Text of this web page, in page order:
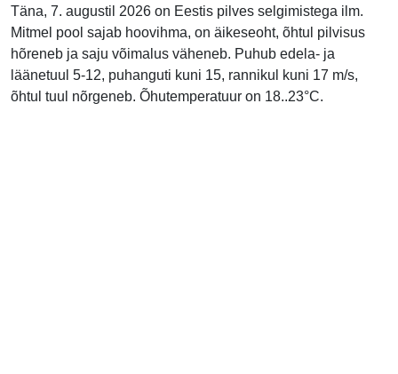
Täna, 7. augustil 2026 on Eestis pilves selgimistega ilm.
Mitmel pool sajab hoovihma, on äikeseoht, õhtul pilvisus
hõreneb ja saju võimalus väheneb. Puhub edela- ja
läänetuul 5-12, puhanguti kuni 15, rannikul kuni 17 m/s,
õhtul tuul nõrgeneb. Õhutemperatuur on 18..23°C.